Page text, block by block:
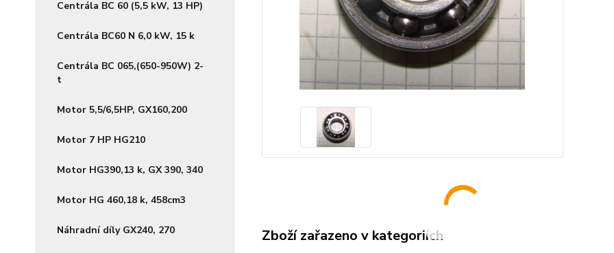
Centrála BC 60 (5,5 kW, 13 HP)
Centrála BC60 N 6,0 kW, 15 k
Centrála BC 065,(650-950W) 2-
t
Motor 5,5/6,5HP, GX160,200
Motor 7 HP HG210
Motor HG390,13 k, GX 390, 340
Motor HG 460,18 k, 458cm3
Náhradní díly GX240, 270 Zboží zařazeno v kategoriích